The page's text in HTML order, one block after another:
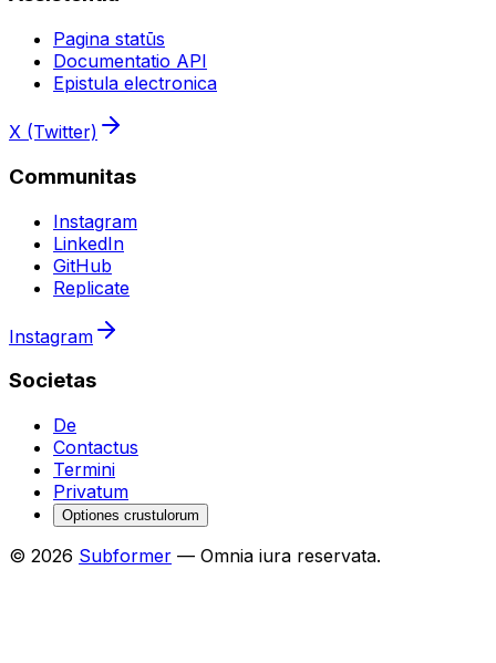
Pagina statūs
Documentatio API
Epistula electronica
X (Twitter)
Communitas
Instagram
LinkedIn
GitHub
Replicate
Instagram
Societas
De
Contactus
Termini
Privatum
Optiones crustulorum
© 2026 Subformer — Omnia iura reservata.